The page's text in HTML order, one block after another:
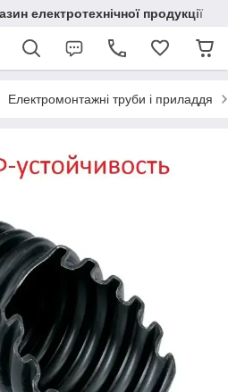
електротехнічної продукції
Електромонтажні труби і приладдя